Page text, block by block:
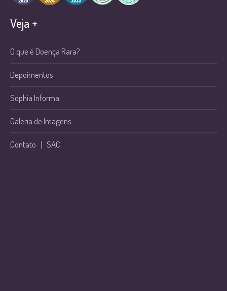
Veja +
O que é Doença Rara?
Depoimentos
Sophia Informa
Galeria de Imagens
Contato |SAC